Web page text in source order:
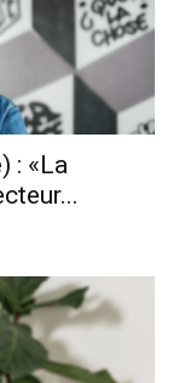
: «La